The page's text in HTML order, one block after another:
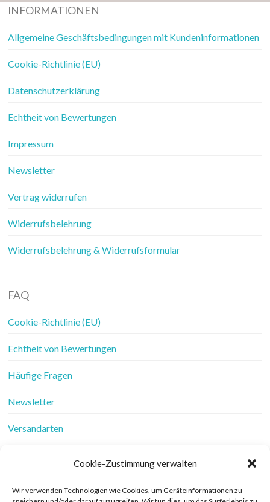
Cookie-Zustimmung verwalten
Wir verwenden Technologien wie Cookies, um Geräteinformationen zu
INFORMATIONEN
Allgemeine Geschäftsbedingungen mit Kundeninformationen
Cookie-Richtlinie (EU)
Datenschutzerklärung
Echtheit von Bewertungen
Impressum
Newsletter
Vertrag widerrufen
Widerrufsbelehrung
Widerrufsbelehrung & Widerrufsformular
FAQ
Cookie-Richtlinie (EU)
Echtheit von Bewertungen
Häufige Fragen
Newsletter
Versandarten